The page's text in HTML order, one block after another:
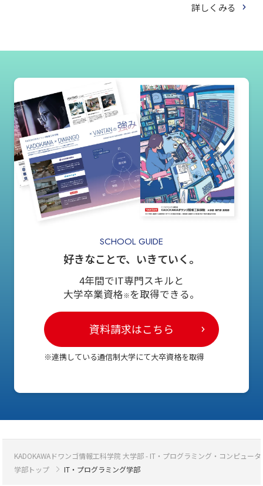
詳しくみる
SCHOOL GUIDE
好きなことで、いきていく。
4年間でIT専門スキルと
大学卒業資格※を取得できる。
資料請求はこちら
※連携している通信制大学にて大卒資格を取得
KADOKAWAドワンゴ情報工科学院 大学部 - IT・プログラミング・コンピュー
学部トップ
IT・プログラミング学部